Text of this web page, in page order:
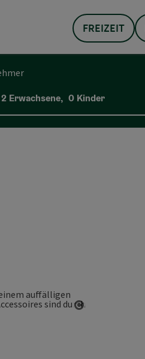
FREIZEIT
Personenfelder
2 Erwachsene, 0 Kinder